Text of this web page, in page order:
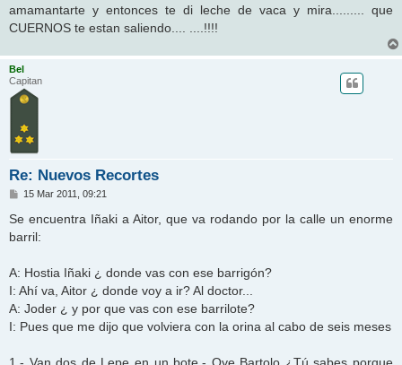
amamantarte y entonces te di leche de vaca y mira......... que
CUERNOS te estan saliendo.... ....!!!!
Bel
Capitan
Re: Nuevos Recortes
M
n
a
15 Mar 2011, 09:21
Se encuentra Iñaki a Aitor, que va rodando por la calle un enorme
barril:
A: Hostia Iñaki ¿ donde vas con ese barrigón?
I: Ahí va, Aitor ¿ donde voy a ir? Al doctor...
A: Joder ¿ y por que vas con ese barrilote?
I: Pues que me dijo que volviera con la orina al cabo de seis meses